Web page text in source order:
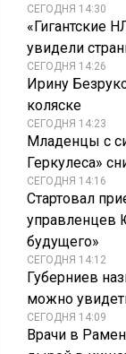
СЕГОДНЯ 14:30
«Гигантские
увидели
СЕГОДНЯ 14:26
Ирину
коляске
СЕГОДНЯ 14:23
Младенцы с
Геркулеса»
СЕГОДНЯ 14:16
Стартовал
управленцев
будущего»
СЕГОДНЯ 14:12
Губерниев
можно
СЕГОДНЯ 14:09
Врачи в